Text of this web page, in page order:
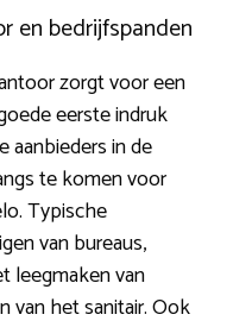
en bedrijfspanden
zorgt voor een
eerste indruk
aanbieders in de
te komen voor
Typische
van bureaus,
leegmaken van
van het sanitair. Ook